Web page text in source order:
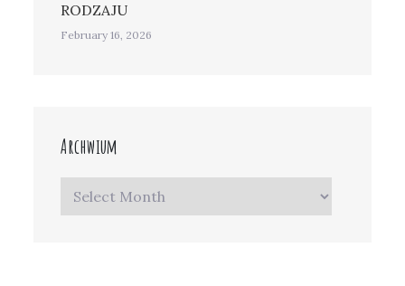
RODZAJU
February 16, 2026
Archwium
Archwium